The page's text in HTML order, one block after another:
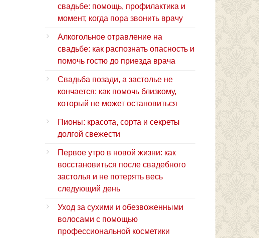
свадьбе: помощь, профилактика и
момент, когда пора звонить врачу
Алкогольное отравление на
свадьбе: как распознать опасность и
помочь гостю до приезда врача
Свадьба позади, а застолье не
кончается: как помочь близкому,
который не может остановиться
Пионы: красота, сорта и секреты
долгой свежести
Первое утро в новой жизни: как
восстановиться после свадебного
застолья и не потерять весь
следующий день
Уход за сухими и обезвоженными
волосами с помощью
профессиональной косметики